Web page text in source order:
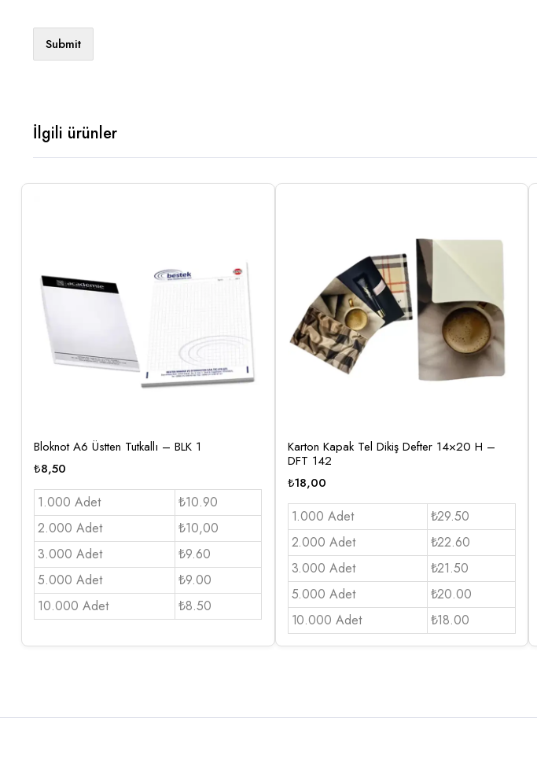
İlgili ürünler
Bloknot A6 Üstten Tutkallı – BLK 1
₺8,50
1.000 Adet
₺10.90
2.000 Adet
₺10,00
3.000 Adet
₺9.60
5.000 Adet
₺9.00
10.000 Adet
₺8.50
Karton Kapak Tel Dikiş Defter 14×20 H –
DFT 142
₺18,00
1.000 Adet
₺29.50
2.000 Adet
₺22.60
3.000 Adet
₺21.50
5.000 Adet
₺20.00
10.000 Adet
₺18.00